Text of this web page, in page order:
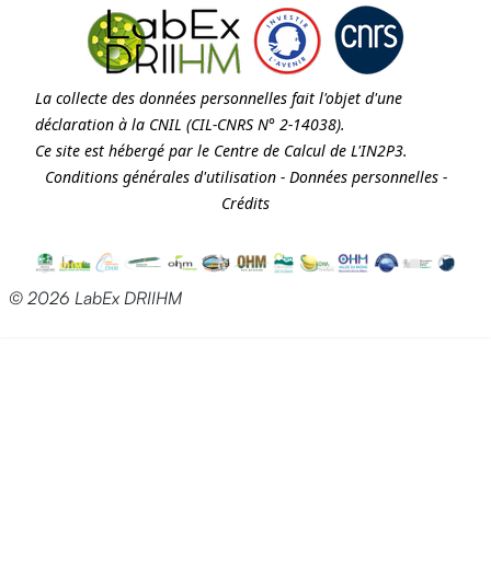
La collecte des données personnelles fait l'objet d'une
déclaration à la CNIL (CIL-CNRS N° 2-14038).
Ce site est hébergé par le Centre de Calcul de L'IN2P3.
Conditions générales d'utilisation- Données personnelles-
Crédits
© 2026 LabEx DRIIHM